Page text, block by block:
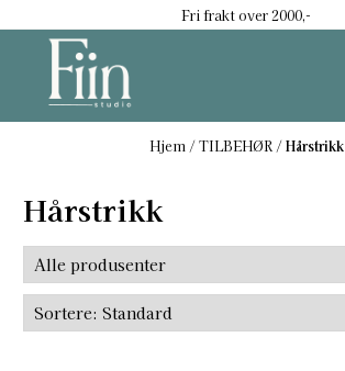
Fri frakt over 2000,-
Hjem /TILBEHØR /Hårstrikk
Hårstrikk